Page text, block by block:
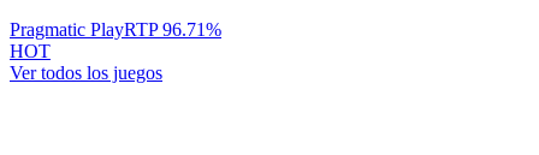
Pragmatic PlayRTP96.71%
HOT
Ver todos los juegos